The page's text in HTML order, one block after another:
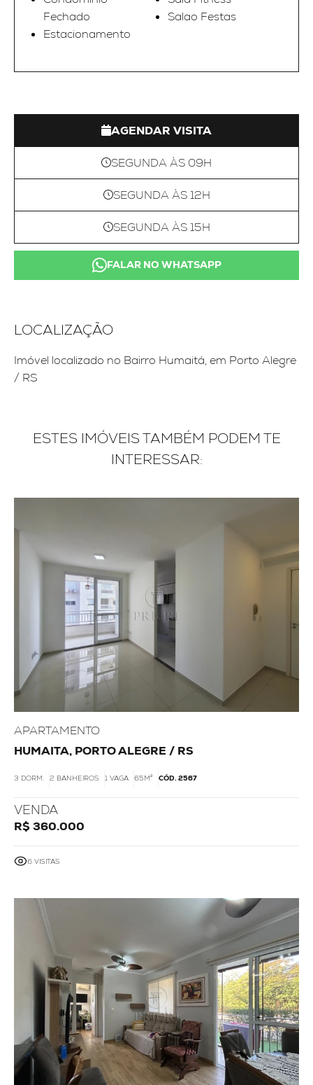
Fechado
Estacionamento
Salao Festas
AGENDAR VISITA
SEGUNDA ÀS 09H
SEGUNDA ÀS 12H
SEGUNDA ÀS 15H
FALAR NO WHATSAPP
LOCALIZAÇÃO
Imóvel localizado no Bairro Humaitá, em Porto Alegre
/ RS
ESTES IMÓVEIS TAMBÉM PODEM TE
INTERESSAR:
APARTAMENTO
HUMAITA, PORTO ALEGRE / RS
3 DORM. 2 BANHEIROS 1 VAGA 65M² CÓD. 2567
VENDA
R$ 360.000
6 VISITAS